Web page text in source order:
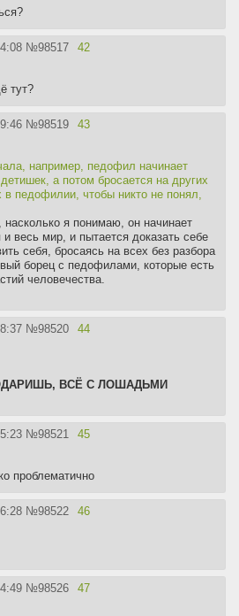
№98517 42
тут?
№98519 43
например, педофил начинает
а потом бросается на других
в педофилии, чтобы никто не понял,
я понимаю, он начинает
весь мир, и пытается доказать себе
себя, бросаясь на всех без разбора
борец с педофилами, которые есть
человечества.
№98520 44
ВСЁ С ЛОШАДЬМИ
№98521 45
проблематично
№98522 46
№98526 47